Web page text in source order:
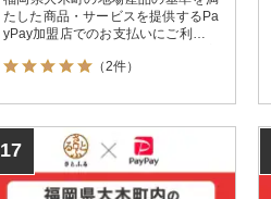
たした商品・サービスを提供するPa
yPay加盟店でのお支払いにご利用い
はPayPay商品券を受け取れませんの
（2件）
17